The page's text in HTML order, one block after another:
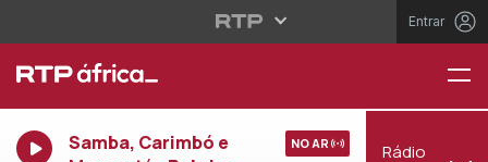
Entrar
Samba, Carimbó e
NO AR Rádio